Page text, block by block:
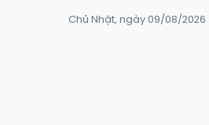
Chủ Nhật, ngày 09/08/2026